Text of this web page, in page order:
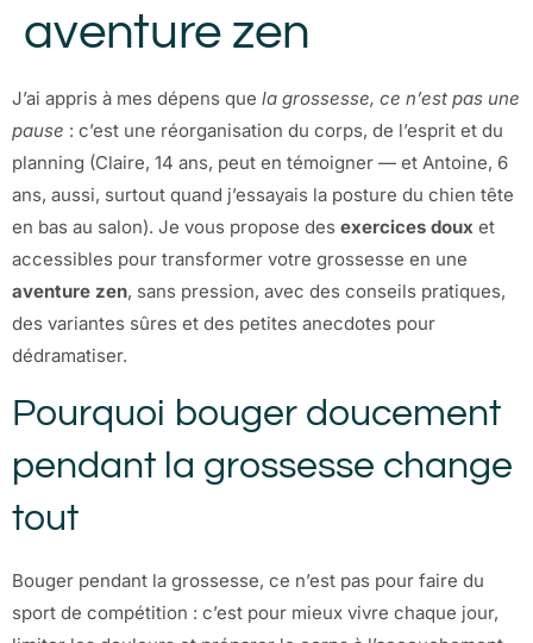
aventure zen
J’ai appris à mes dépens que la grossesse, ce n’est pas une
pause : c’est une réorganisation du corps, de l’esprit et du
planning (Claire, 14 ans, peut en témoigner — et Antoine, 6
ans, aussi, surtout quand j’essayais la posture du chien tête
en bas au salon). Je vous propose des exercices doux et
accessibles pour transformer votre grossesse en une
aventure zen, sans pression, avec des conseils pratiques,
des variantes sûres et des petites anecdotes pour
dédramatiser.
Pourquoi bouger doucement
pendant la grossesse change
tout
Bouger pendant la grossesse, ce n’est pas pour faire du
sport de compétition : c’est pour mieux vivre chaque jour,